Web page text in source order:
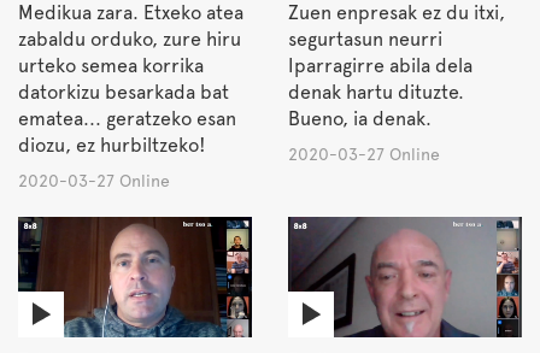
Medikua zara. Etxeko atea
zabaldu orduko, zure hiru
urteko semea korrika
datorkizu besarkada bat
ematea... geratzeko esan
diozu, ez hurbiltzeko!
2020-03-27 Online
Zuen enpresak ez du itxi,
segurtasun neurri
Iparragirre abila dela
denak hartu dituzte.
Bueno, ia denak.
2020-03-27 Online